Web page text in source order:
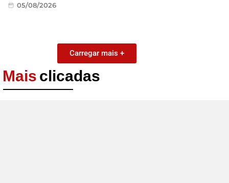
05/08/2026
Carregar mais +
Mais clicadas